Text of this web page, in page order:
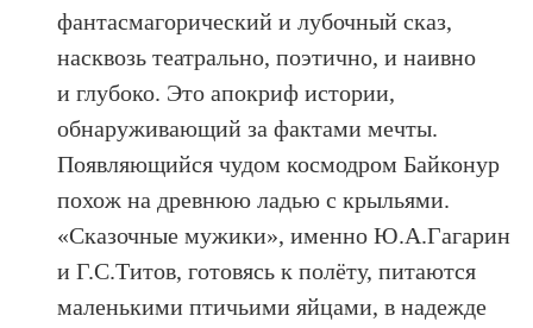
фантасмагорический и лубочный сказ,
насквозь театрально, поэтично, и наивно
и глубоко. Это апокриф истории,
обнаруживающий за фактами мечты.
Появляющийся чудом космодром Байконур
похож на древнюю ладью с крыльями.
«Сказочные мужики», именно Ю.А.Гагарин
и Г.С.Титов, готовясь к полёту, питаются
маленькими птичьими яйцами, в надежде